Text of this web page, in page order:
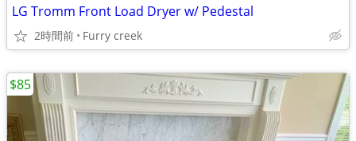
LG Tromm Front Load Dryer w/ Pedestal
2時間前 Furry creek
$85